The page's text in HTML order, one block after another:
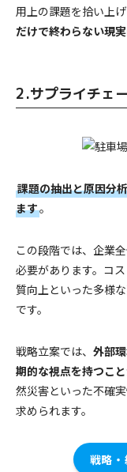
用上の課題を拾い上げ
だけで終わらない現
2.サプライチェ
課題の抽出と原因分
ます。
この段階では、企業
必要があります。コ
質向上といった多様
です。
戦略立案では、 外部
期的な視点を持つこと
然災害といった不確
求められます。
戦略